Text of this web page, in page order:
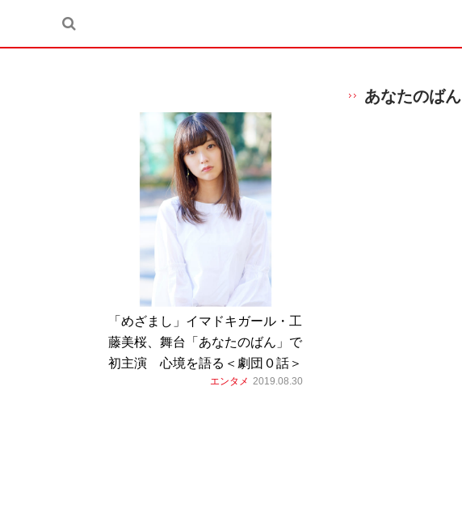
あなたのばん
「めざまし」イマドキガール・工
藤美桜、舞台「あなたのばん」で
初主演 心境を語る＜劇団０話＞
エンタメ 2019.08.30